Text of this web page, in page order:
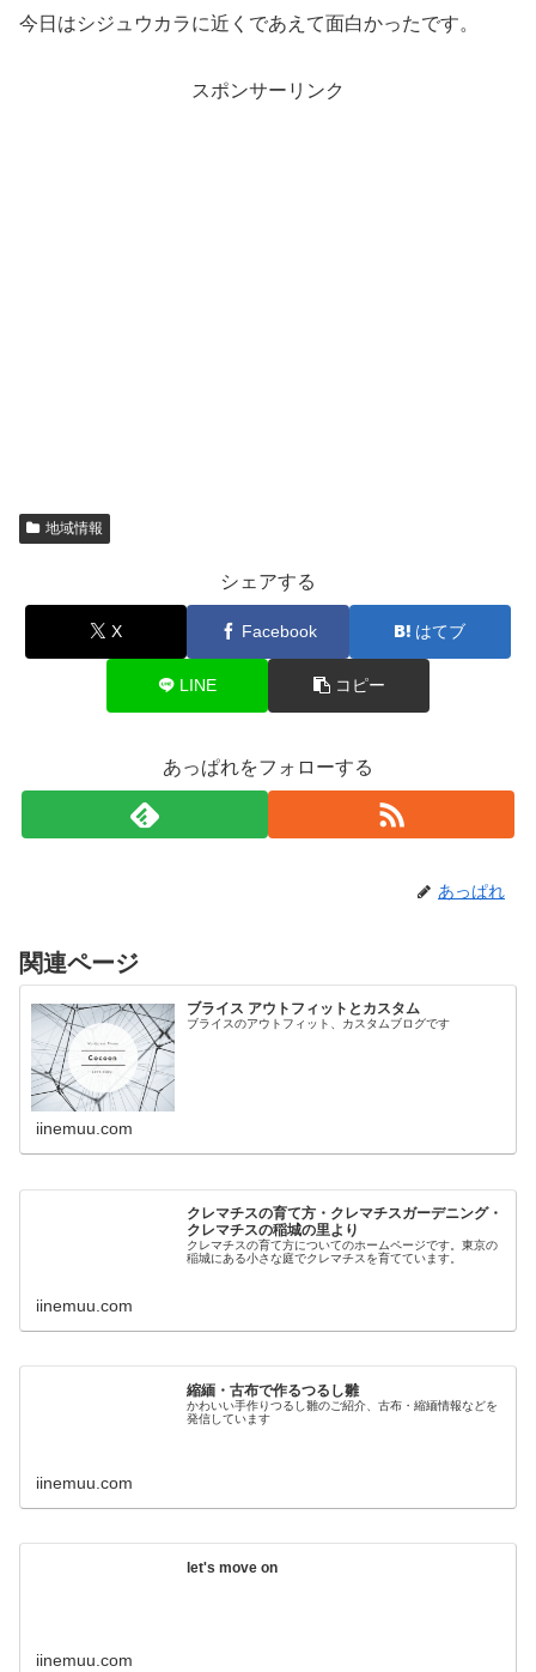
今日はシジュウカラに近くであえて面白かったです。
スポンサーリンク
地域情報
シェアする
X Facebook はてブ
LINE コピー
あっぱれをフォローする
あっぱれ
関連ページ
ブライス アウトフィットとカスタム
ブライスのアウトフィット、カスタムブログです
iinemuu.com
クレマチスの育て方・クレマチスガーデニング・
クレマチスの稲城の里より
クレマチスの育て方についてのホームページです。東京の
稲城にある小さな庭でクレマチスを育てています。
iinemuu.com
縮緬・古布で作るつるし雛
かわいい手作りつるし雛のご紹介、古布・縮緬情報などを
発信しています
iinemuu.com
let's move on
iinemuu.com